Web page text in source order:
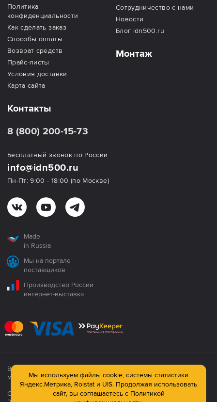
Политика
конфиденциальности
Как сделать заказ
Способы оплаты
Возврат средств
Прайс-листы
Условия доставки
Карта сайта
Сотрудничество с нами
Новости
Блог idn500.ru
Монтаж
Контакты
8 (800) 200-15-73
Бесплатный звонок по России
info@idn500.ru
Пн-Пт: 9:00 - 18:00 (по Москве)
Made
in Russia
Мы на портале
поставщиков
Производство России
интернет-выставка
Все продукция сертифицирована. Использование
материалов сайта строго запрещено!
Официальный сайт компании: © ООО ПК «Технология»,
Мы используем файлы cookie, системы статистики
Яндекс.Метрика, Roistat и UIS. Продолжая использовать
сайт, вы соглашаетесь с Политикой